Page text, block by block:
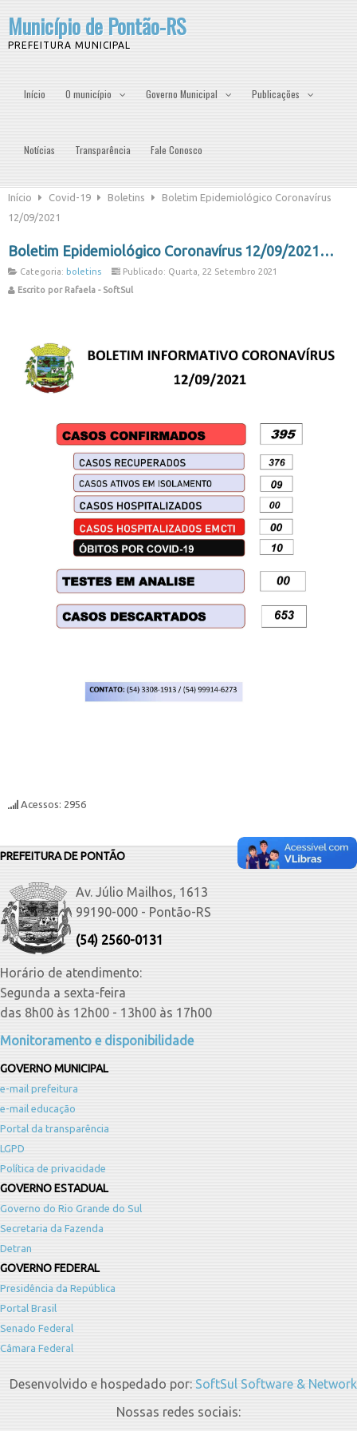
Município de Pontão-RS
PREFEITURA MUNICIPAL
Início O município Governo Municipal Publicações
Notícias Transparência Fale Conosco
Início Covid-19 Boletins
Boletim Epidemiológico Coronavírus
12/09/2021
Boletim Epidemiológico Coronavírus 12/09/2021
Categoria: boletins
Publicado: Quarta, 22 Setembro 2021
Escrito por Rafaela - SoftSul
Acessos: 2956
PREFEITURA DE PONTÃO
Av. Júlio Mailhos, 1613
99190-000 - Pontão-RS
(54) 2560-0131
Horário de atendimento:
Segunda a sexta-feira
das 8h00 às 12h00 - 13h00 às 17h00
Monitoramento e disponibilidade
GOVERNO MUNICIPAL
e-mail prefeitura
e-mail educação
Portal da transparência
LGPD
Política de privacidade
GOVERNO ESTADUAL
Governo do Rio Grande do Sul
Secretaria da Fazenda
Detran
GOVERNO FEDERAL
Presidência da República
Portal Brasil
Senado Federal
Câmara Federal
Desenvolvido e hospedado por: SoftSul Software & Network
Nossas redes sociais: